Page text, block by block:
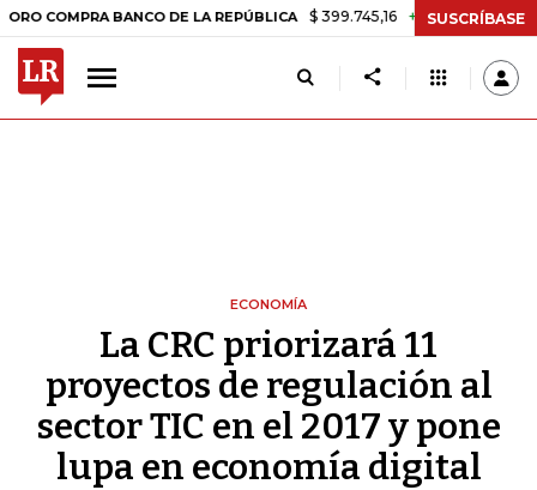
BANCO DE LA REPÚBLICA $ 399.745,16 +$ 2.295,71 +0,58%
SUSCRÍBASE
ECONOMÍA
La CRC priorizará 11
proyectos de regulación al
sector TIC en el 2017 y pone
lupa en economía digital